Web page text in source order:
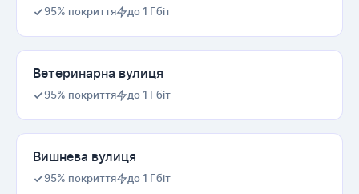
95% покриття до 1 Гбіт
Ветеринарна вулиця
95% покриття до 1 Гбіт
Вишнева вулиця
95% покриття до 1 Гбіт